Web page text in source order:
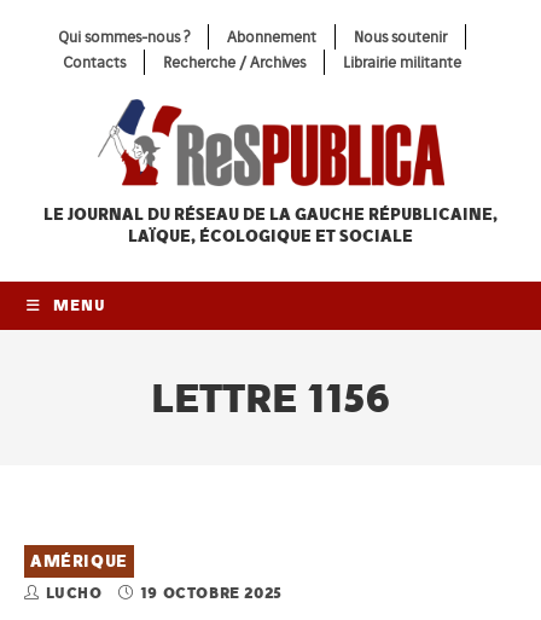
Qui sommes-nous ? Abonnement
Nous soutenir
Contacts
Recherche / Archives Librairie militante
LE JOURNAL DU RÉSEAU DE LA GAUCHE RÉPUBLICAINE,
LAÏQUE, ÉCOLOGIQUE ET SOCIALE
MENU
LETTRE 1156
AMÉRIQUE
LUCHO 19 OCTOBRE 2025